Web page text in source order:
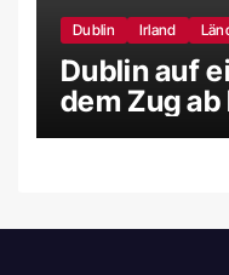
Dublin Irland
Dublin auf
dem Zug